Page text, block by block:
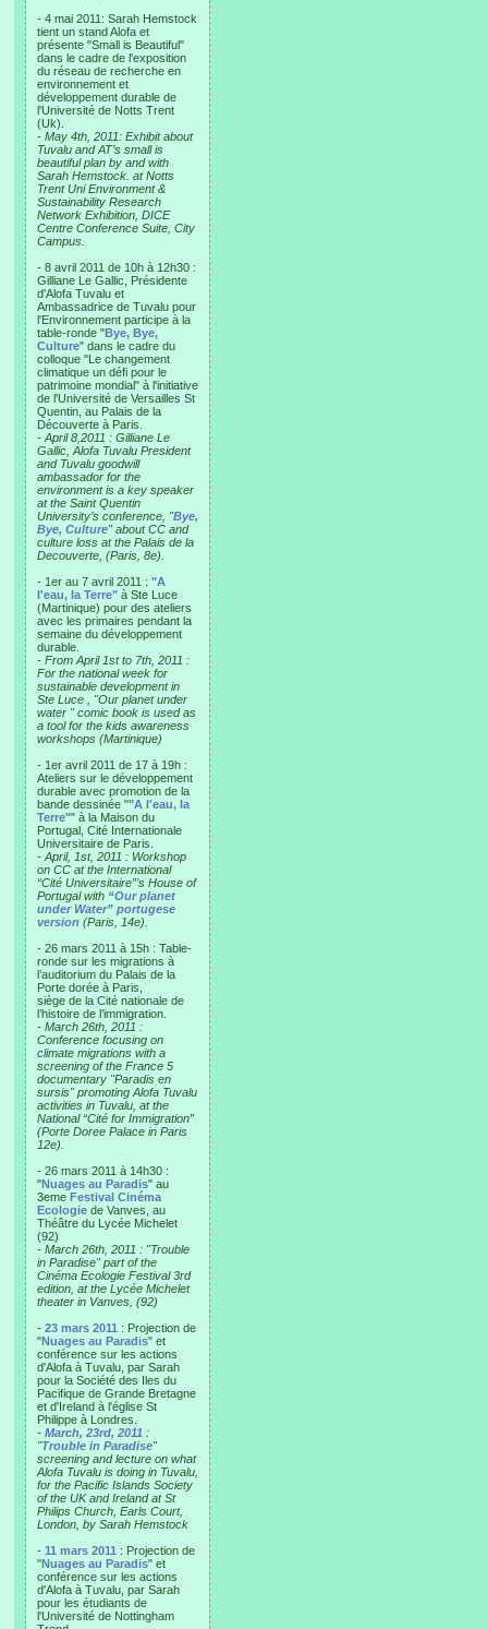
- 4 mai 2011: Sarah Hemstock
tient un stand Alofa et
présente "Small is Beautiful"
dans le cadre de l'exposition
du réseau de recherche en
environnement et
développement durable de
l'Université de Notts Trent
(Uk).
- May 4th, 2011: Exhibit about
Tuvalu and AT’s small is
beautiful plan by and with
Sarah Hemstock. at Notts
Trent Uni Environment &
Sustainability Research
Network Exhibition, DICE
Centre Conference Suite, City
Campus.
- 8 avril 2011 de 10h à 12h30 :
Gilliane Le Gallic, Présidente
d'Alofa Tuvalu et
Ambassadrice de Tuvalu pour
l'Environnement participe à la
table-ronde "Bye, Bye,
Culture" dans le cadre du
colloque "Le changement
climatique un défi pour le
patrimoine mondial" à l'initiative
de l'Université de Versailles St
Quentin, au Palais de la
Découverte à Paris.
- April 8,2011 : Gilliane Le
Gallic, Alofa Tuvalu President
and Tuvalu goodwill
ambassador for the
environment is a key speaker
at the Saint Quentin
University’s conference, "Bye,
Bye, Culture" about CC and
culture loss at the Palais de la
Decouverte, (Paris, 8e).
- 1er au 7 avril 2011 : "A
l'eau, la Terre" à Ste Luce
(Martinique) pour des ateliers
avec les primaires pendant la
semaine du développement
durable.
- From April 1st to 7th, 2011 :
For the national week for
sustainable development in
Ste Luce , "Our planet under
water " comic book is used as
a tool for the kids awareness
workshops (Martinique)
- 1er avril 2011 de 17 à 19h :
Ateliers sur le développement
durable avec promotion de la
bande dessinée ""A l'eau, la
Terre"" à la Maison du
Portugal, Cité Internationale
Universitaire de Paris.
- April, 1st, 2011 : Workshop
on CC at the International
“Cité Universitaire”’s House of
Portugal with “Our planet
under Water” portugese
version (Paris, 14e).
- 26 mars 2011 à 15h : Table-
ronde sur les migrations à
l’auditorium du Palais de la
Porte dorée à Paris,
siège de la Cité nationale de
l’histoire de l’immigration.
- March 26th, 2011 :
Conference focusing on
climate migrations with a
screening of the France 5
documentary "Paradis en
sursis" promoting Alofa Tuvalu
activities in Tuvalu, at the
National “Cité for Immigration”
(Porte Doree Palace in Paris
12e).
- 26 mars 2011 à 14h30 :
"Nuages au Paradis" au
3eme Festival Cinéma
Ecologie de Vanves, au
Théâtre du Lycée Michelet
(92)
- March 26th, 2011 : "Trouble
in Paradise" part of the
Cinéma Ecologie Festival 3rd
edition, at the Lycée Michelet
theater in Vanves, (92)
- 23 mars 2011 : Projection de
"Nuages au Paradis" et
conférence sur les actions
d'Alofa à Tuvalu, par Sarah
pour la Société des Iles du
Pacifique de Grande Bretagne
et d'Ireland à l'église St
Philippe à Londres.
- March, 23rd, 2011 :
"Trouble in Paradise"
screening and lecture on what
Alofa Tuvalu is doing in Tuvalu,
for the Pacific Islands Society
of the UK and Ireland at St
Philips Church, Earls Court,
London, by Sarah Hemstock
- 11 mars 2011 : Projection de
"Nuages au Paradis" et
conférence sur les actions
d'Alofa à Tuvalu, par Sarah
pour les étudiants de
l'Université de Nottingham